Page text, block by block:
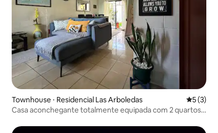
Townhouse ⋅ Residencial Las Arboledas 5 de
5 (3)
Casa aconchegante totalmente equipada com 2 quartos